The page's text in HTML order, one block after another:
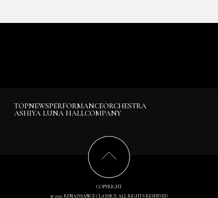
TOPNEWSPERFORMANCEORCHESTRA
ASHIYA LUNA HALLCOMPANY
COPYRIGHT
© 2022 RENAISSANCE CLASSICS. ALL RIGHTS RESERVED.